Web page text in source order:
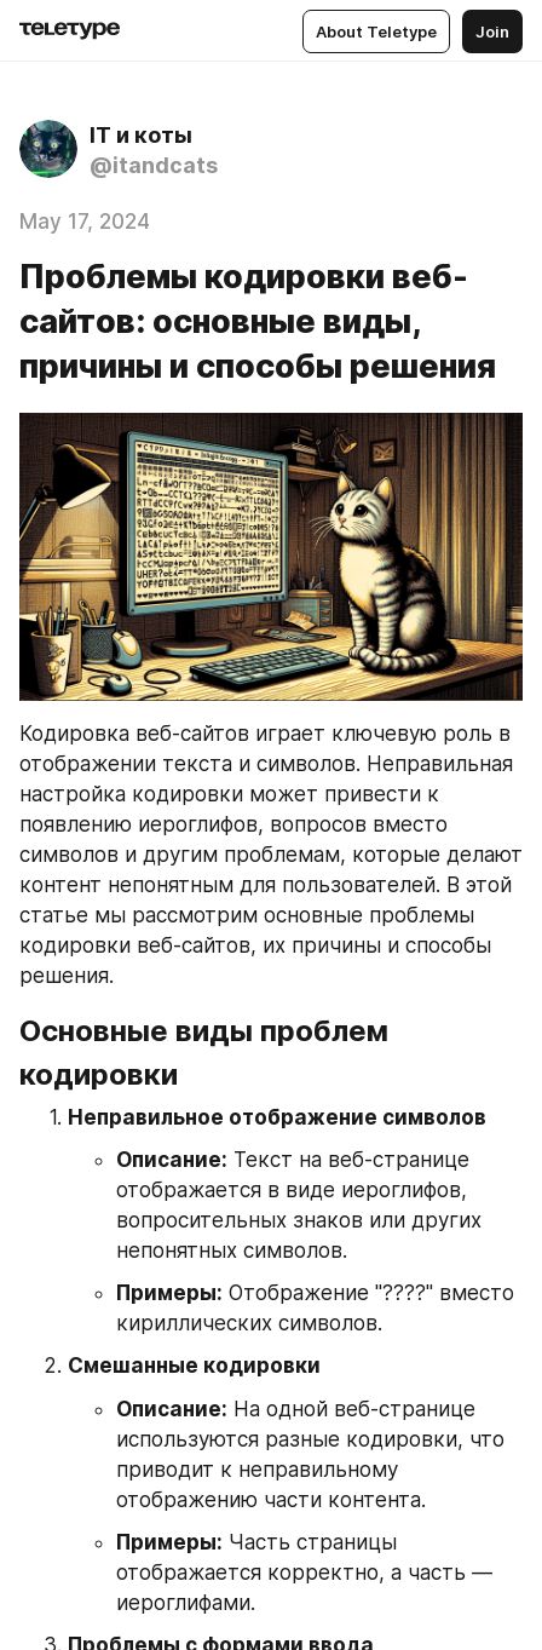
About Teletype Join
IT и коты
@itandcats
May 17, 2024
Проблемы кодировки веб-
сайтов: основные виды,
причины и способы решения
Кодировка веб-сайтов играет ключевую роль в
отображении текста и символов. Неправильная
настройка кодировки может привести к
появлению иероглифов, вопросов вместо
символов и другим проблемам, которые делают
контент непонятным для пользователей. В этой
статье мы рассмотрим основные проблемы
кодировки веб-сайтов, их причины и способы
решения.
Основные виды проблем
кодировки
Неправильное отображение символов
Описание: Текст на веб-странице
отображается в виде иероглифов,
вопросительных знаков или других
непонятных символов.
Примеры: Отображение "????" вместо
кириллических символов.
Смешанные кодировки
Описание: На одной веб-странице
используются разные кодировки, что
приводит к неправильному
отображению части контента.
Примеры: Часть страницы
отображается корректно, а часть —
иероглифами.
Проблемы с формами ввода